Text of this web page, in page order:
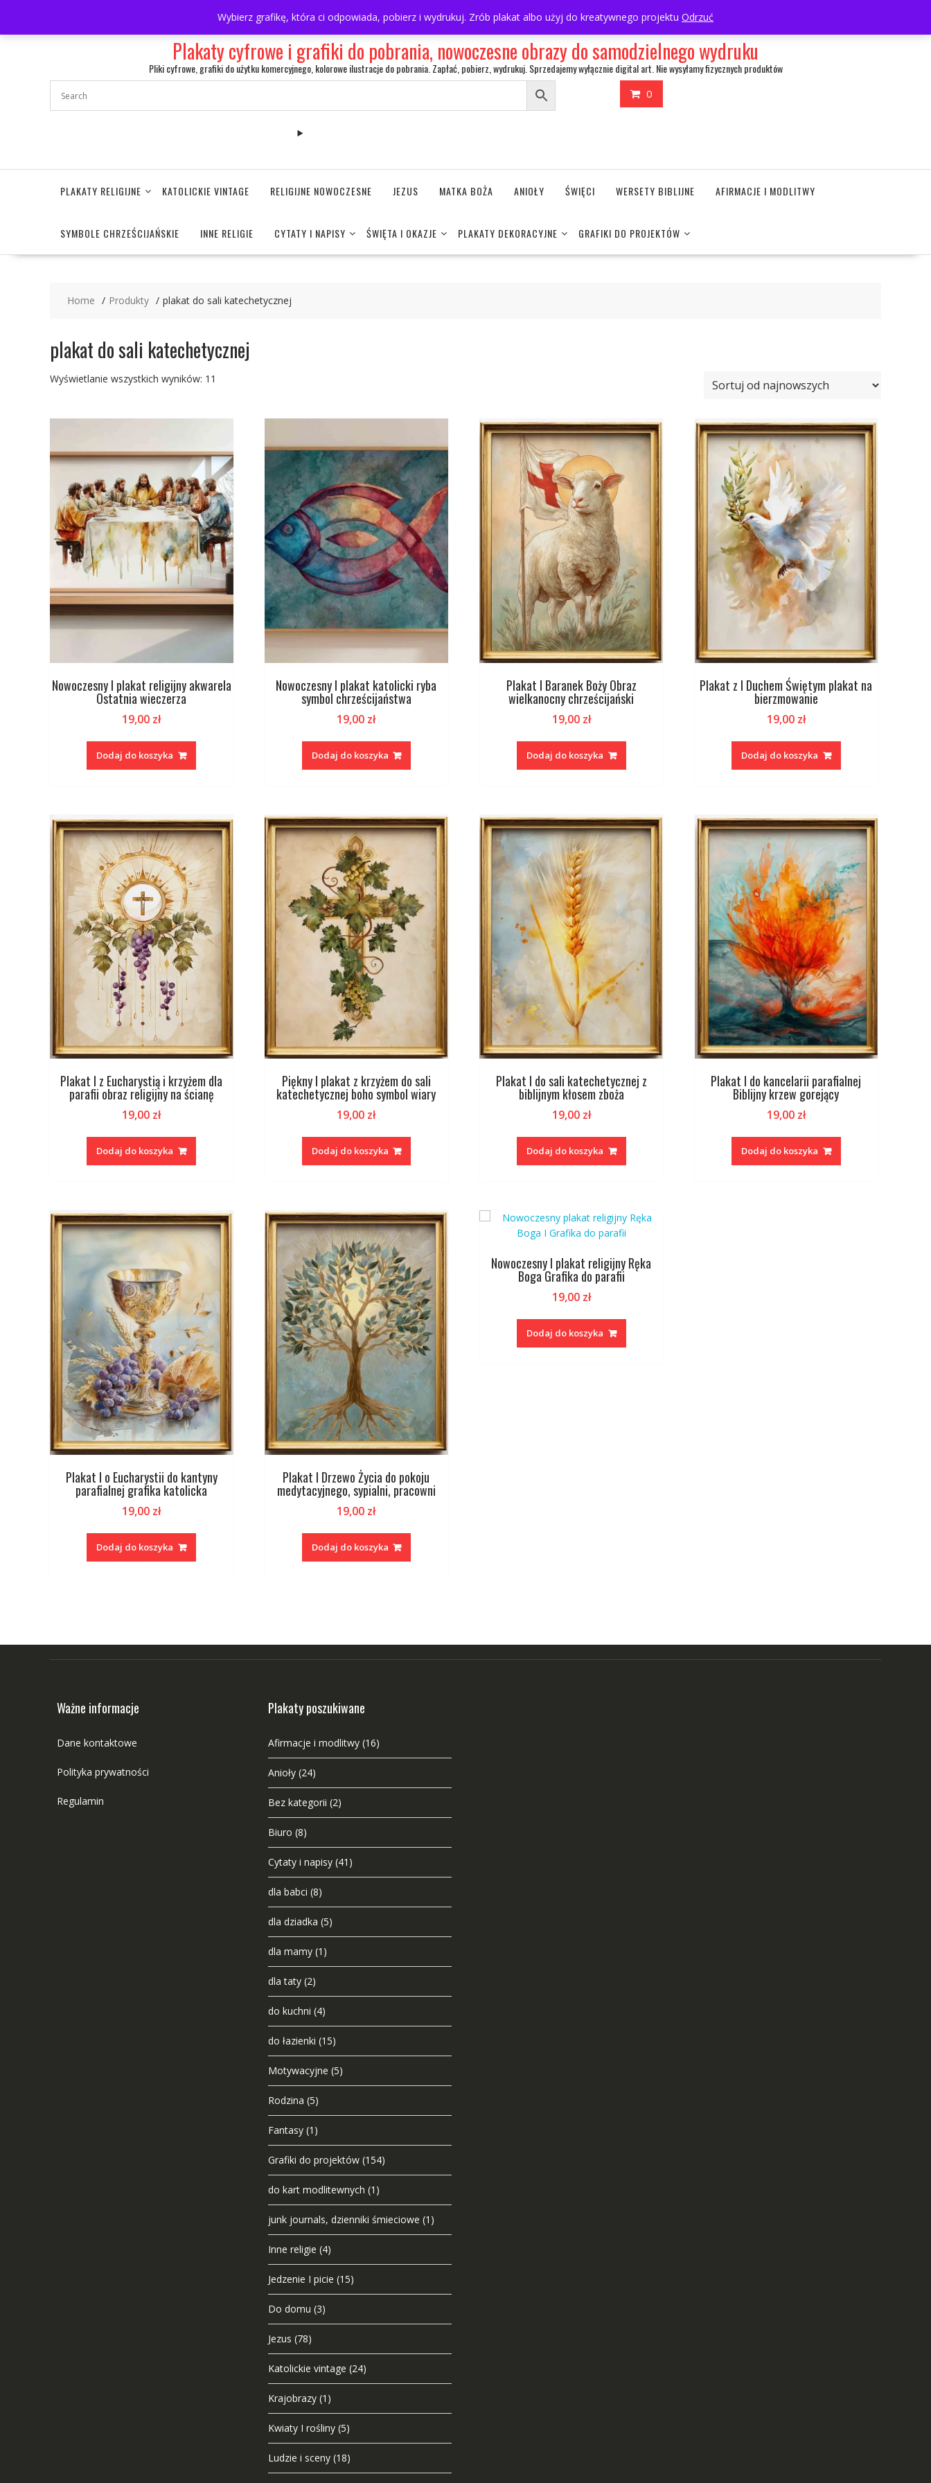
Wybierz grafikę, która ci odpowiada, pobierz i wydrukuj. Zrób plakat albo użyj do kreatywnego projektu Odrzuć
content
Plakaty cyfrowe i grafiki do pobrania, nowoczesne obrazy do samodzielnego wydruku
Pliki cyfrowe, grafiki do użytku komercyjnego, kolorowe ilustracje do pobrania. Zapłać, pobierz, wydrukuj. Sprzedajemy wyłącznie digital art. Nie wysyłamy fizycznych produktów
0
PLAKATY RELIGIJNE KATOLICKIE VINTAGE RELIGIJNE NOWOCZESNE JEZUS MATKA BOŻA ANIOŁY ŚWIĘCI WERSETY BIBLIJNE AFIRMACJE I MODLITWY
SYMBOLE CHRZEŚCIJAŃSKIE INNE RELIGIE CYTATY I NAPISY ŚWIĘTA I OKAZJE PLAKATY DEKORACYJNE GRAFIKI DO PROJEKTÓW
Home Produkty plakat do sali katechetycznej
plakat do sali katechetycznej
Wyświetlanie wszystkich wyników: 11
Nowoczesny I plakat religijny akwarela
Ostatnia wieczerza
19,00 zł
Dodaj do koszyka
Nowoczesny I plakat katolicki ryba
symbol chrześcijaństwa
19,00 zł
Dodaj do koszyka
Plakat I Baranek Boży Obraz
wielkanocny chrześcijański
19,00 zł
Dodaj do koszyka
Plakat z I Duchem Świętym plakat na
bierzmowanie
19,00 zł
Dodaj do koszyka
Plakat I z Eucharystią i krzyżem dla
parafii obraz religijny na ścianę
19,00 zł
Dodaj do koszyka
Piękny I plakat z krzyżem do sali
katechetycznej boho symbol wiary
19,00 zł
Dodaj do koszyka
Plakat I do sali katechetycznej z
biblijnym kłosem zboża
19,00 zł
Dodaj do koszyka
Plakat I do kancelarii parafialnej
Biblijny krzew gorejący
19,00 zł
Dodaj do koszyka
Plakat I o Eucharystii do kantyny
parafialnej grafika katolicka
19,00 zł
Dodaj do koszyka
Plakat I Drzewo Życia do pokoju
medytacyjnego, sypialni, pracowni
19,00 zł
Dodaj do koszyka
Nowoczesny I plakat religijny Ręka
Boga Grafika do parafii
19,00 zł
Dodaj do koszyka
Ważne informacje
Dane kontaktowe
Polityka prywatności
Regulamin
Plakaty poszukiwane
Afirmacje i modlitwy (16)
Anioły (24)
Bez kategorii (2)
Biuro (8)
Cytaty i napisy (41)
dla babci (8)
dla dziadka (5)
dla mamy (1)
dla taty (2)
do kuchni (4)
do łazienki (15)
Motywacyjne (5)
Rodzina (5)
Fantasy (1)
Grafiki do projektów (154)
do kart modlitewnych (1)
junk journals, dzienniki śmieciowe (1)
Inne religie (4)
Jedzenie I picie (15)
Do domu (3)
Jezus (78)
Katolickie vintage (24)
Krajobrazy (1)
Kwiaty I rośliny (5)
Ludzie i sceny (18)